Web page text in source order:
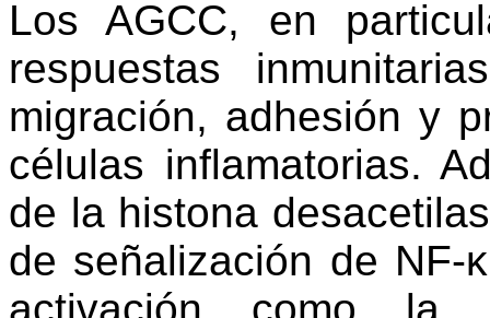
Los AGCC, en
respuestas
migración, adhesión y
células inflamatorias.
de la histona
de señalización de NF-